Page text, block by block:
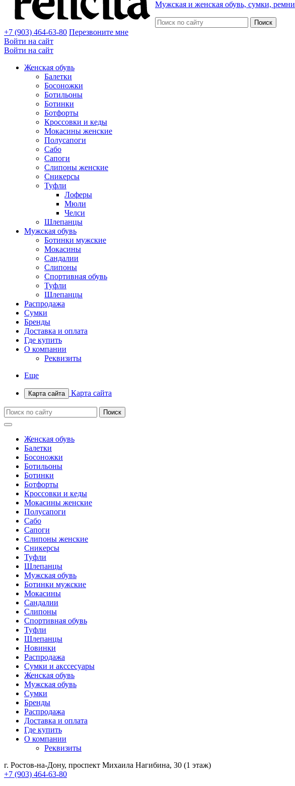
Мужская и женская обувь, сумки, ремни
+7 (903) 464-63-80 Перезвоните мне
Войти на сайт
Войти на сайт
Женская обувь
Балетки
Босоножки
Ботильоны
Ботинки
Ботфорты
Кроссовки и кеды
Мокасины женские
Полусапоги
Сабо
Сапоги
Слипоны женские
Сникерсы
Туфли
Лоферы
Мюли
Челси
Шлепанцы
Мужская обувь
Ботинки мужские
Мокасины
Сандалии
Слипоны
Спортивная обувь
Туфли
Шлепанцы
Распродажа
Сумки
Бренды
Доставка и оплата
Где купить
О компании
Реквизиты
Еще
Карта сайта Карта сайта
Женская обувь
Балетки
Босоножки
Ботильоны
Ботинки
Ботфорты
Кроссовки и кеды
Мокасины женские
Полусапоги
Сабо
Сапоги
Слипоны женские
Сникерсы
Туфли
Шлепанцы
Мужская обувь
Ботинки мужские
Мокасины
Сандалии
Слипоны
Спортивная обувь
Туфли
Шлепанцы
Новинки
Распродажа
Сумки и акссесуары
Женская обувь
Мужская обувь
Сумки
Бренды
Распродажа
Доставка и оплата
Где купить
О компании
Реквизиты
г. Ростов-на-Дону, проспект Михаила Нагибина, 30 (1 этаж)
+7 (903) 464-63-80